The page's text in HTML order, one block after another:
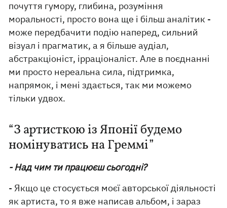
почуття гумору, глибина, розуміння
моральності, просто вона ще і більш аналітик -
може передбачити подію наперед, сильний
візуал і прагматик, а я більше аудіал,
абстракціоніст, ірраціоналіст. Але в поєднанні
ми просто нереальна сила, підтримка,
напрямок, і мені здається, так ми можемо
тільки удвох.
“З артисткою із Японії будемо
номінуватись на Греммі”
- Над чим ти працюєш сьогодні?
- Якщо це стосується моєї авторської діяльності
як артиста, то я вже написав альбом, і зараз